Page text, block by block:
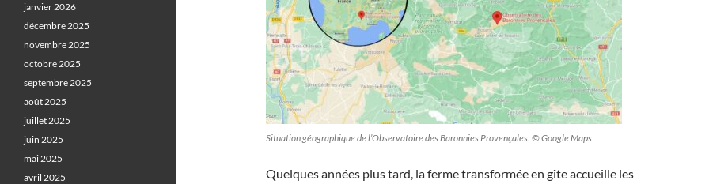
Situation géographique de l’Observatoire des Baronnies Provençales. © Google Maps
Quelques années plus tard, la ferme transformée en gîte accueille les
janvier 2026
décembre 2025
novembre 2025
octobre 2025
septembre 2025
août 2025
juillet 2025
juin 2025
mai 2025
avril 2025